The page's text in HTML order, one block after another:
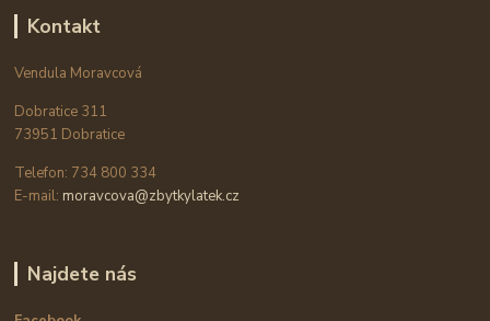
Kontakt
Vendula Moravcová
Dobratice 311
73951 Dobratice
Telefon: 734 800 334
E-mail: moravcova@zbytkylatek.cz
Najdete nás